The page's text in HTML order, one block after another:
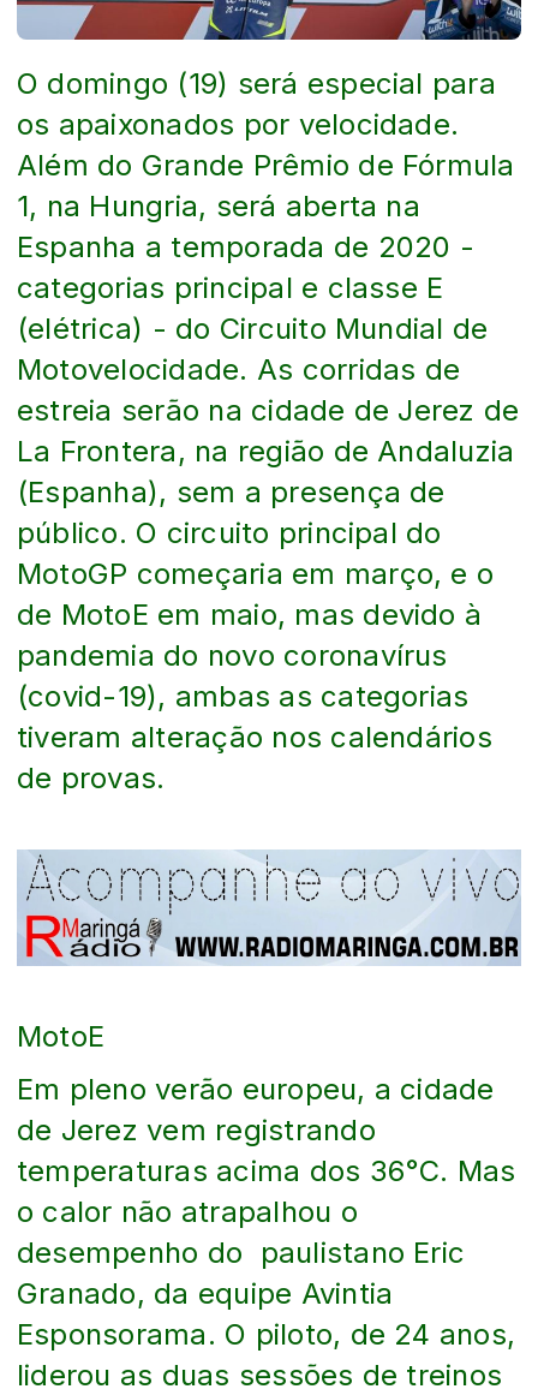
O domingo (19) será especial para
os apaixonados por velocidade.
Além do Grande Prêmio de Fórmula
1, na Hungria, será aberta na
Espanha a temporada de 2020 -
categorias principal e classe E
(elétrica) - do Circuito Mundial de
Motovelocidade. As corridas de
estreia serão na cidade de Jerez de
La Frontera, na região de Andaluzia
(Espanha), sem a presença de
público. O circuito principal do
MotoGP começaria em março, e o
de MotoE em maio, mas devido à
pandemia do novo coronavírus
(covid-19), ambas as categorias
tiveram alteração nos calendários
de provas.
MotoE
Em pleno verão europeu, a cidade
de Jerez vem registrando
temperaturas acima dos 36°C. Mas
o calor não atrapalhou o
desempenho do paulistano Eric
Granado, da equipe Avintia
Esponsorama. O piloto, de 24 anos,
liderou as duas sessões de treinos